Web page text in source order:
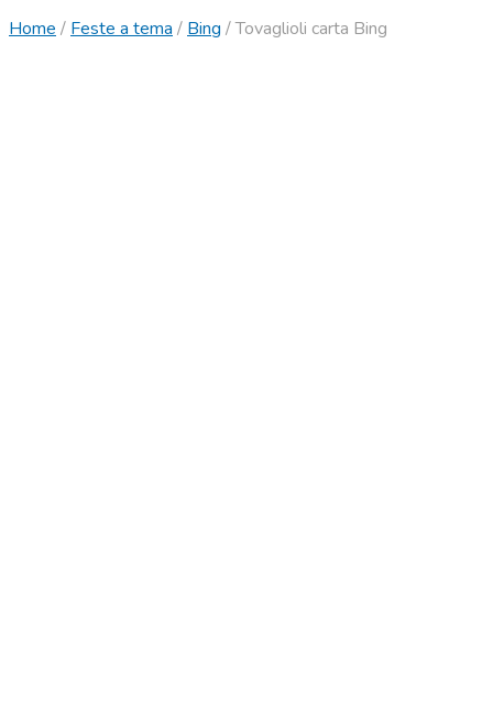
Home / Feste a tema / Bing /Tovaglioli carta Bing